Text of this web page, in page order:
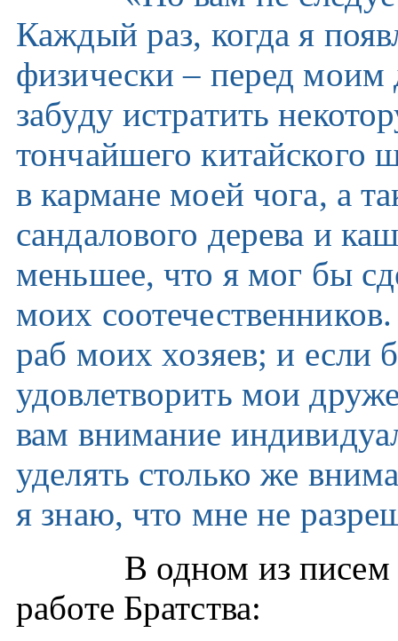
Каждый раз, когда я
физически – перед
забуду истратить
тончайшего китайского
в кармане моей чога, а
сандалового дерева и
меньшее, что я мог бы
моих
раб моих хозяев; и если
удовлетворить мои
вам внимание
уделять столько же
я знаю, что мне не
В одном из
работе Братства: